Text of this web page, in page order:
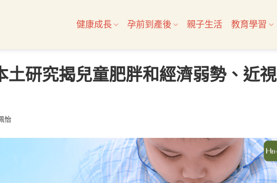
健康成長 孕前到產後 親子生活 教育學習
土研究揭兒童肥胖和經濟弱勢、近視
怡